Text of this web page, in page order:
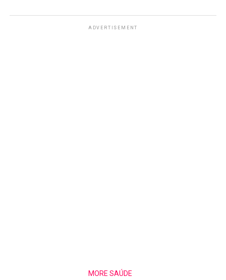
ADVERTISEMENT
MORE SAÚDE